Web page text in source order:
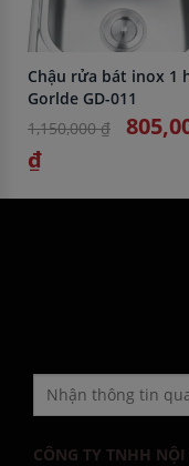
Chậu rửa bát inox 1
Gorlde GD-011
1,150,000 ₫
₫
CÔNG TY TNHH